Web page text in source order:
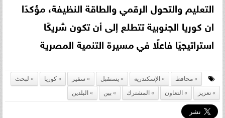
التعليم والتحول الرقمي والطاقة النظيفة، مؤكدًا
ان كوريا الجنوبية تتطلع إلى أن تكون شريكًا
استراتيجيًا فاعلًا في مسيرة التنمية المصرية
محافظ الإسكندرية يستقبل سفير كوريا
لبحث
تعزيز
التعاون المشترك بين البلدين